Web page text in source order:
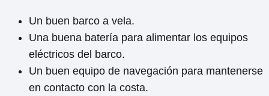
Un buen barco a vela.
Una buena batería para alimentar los equipos
eléctricos del barco.
Un buen equipo de navegación para mantenerse
en contacto con la costa.